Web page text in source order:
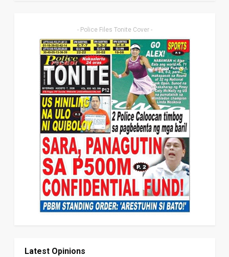
- Police Files Tonite Cover -
Latest Opinions